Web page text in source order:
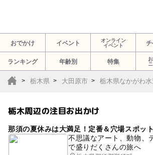
おでかけ イベント
オンライン
イベント
チ
ランキング 年齢別 特集
栃木県 大田原市 栃木県なかがわ水
栃木周辺の注目お出かけ
那須の夏休みは大満足！定番＆穴場スポッ
不思議なアート、動物、
で盛りだくさんの旅へ